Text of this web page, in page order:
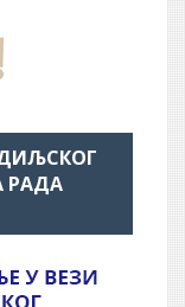
РАДА